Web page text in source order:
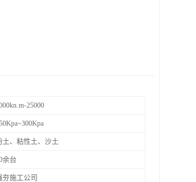
25000
土、粘性土、沙土
余台
夯施工公司